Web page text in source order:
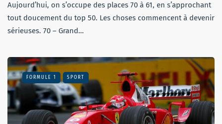
Aujourd’hui, on s’occupe des places 70 à 61, en s’approchant
tout doucement du top 50. Les choses commencent à devenir
sérieuses. 70 – Grand…
FORMULE 1 SPORT